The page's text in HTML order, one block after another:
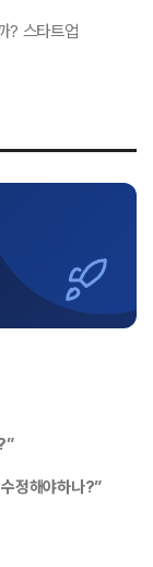
? 스타트업
정해야하나?”